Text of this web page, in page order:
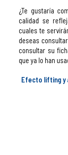
¿Te gustaría
calidad se
cuales te
deseas
consultar su
que ya lo han
Efecto lifting y